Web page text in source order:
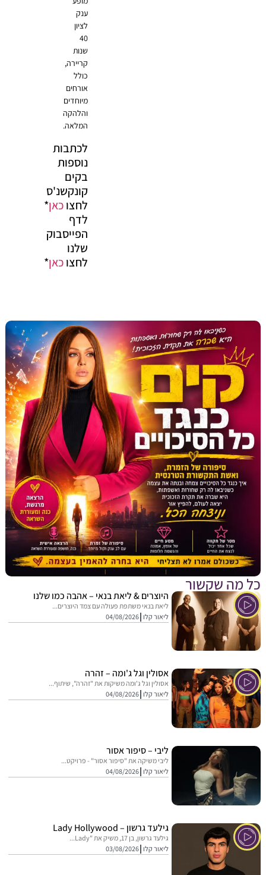
קריירה,
מיוחדים
והלהקה
המלאה.
לכתבות
נוספות
בקים
קונקשנ'ס
לחצוכאן*
הפייסבוק
לחצוכאן*
שקשור
היוצרים & ליאת בנאי – אהבה כמו שלנו
ליאת בנאי משתפת פעולה עם צמד היוצרים...
ליאור קלו 04/08/2026
אסולין וגל ג'ומה – זהרה
אסולין וגל ג'ומה משיקות את "זהרה", שיתוף...
ליאור קלו 04/08/2026
ליבי – סיפור אסור
ליבי משיקה את "סיפור אסור" - פרויקט...
ליאור קלו 04/08/2026
גילעד גרשון – Lady Hollywood
גילעד גרשון, בן 17, משיק את "Lady...
ליאור קלו 03/08/2026